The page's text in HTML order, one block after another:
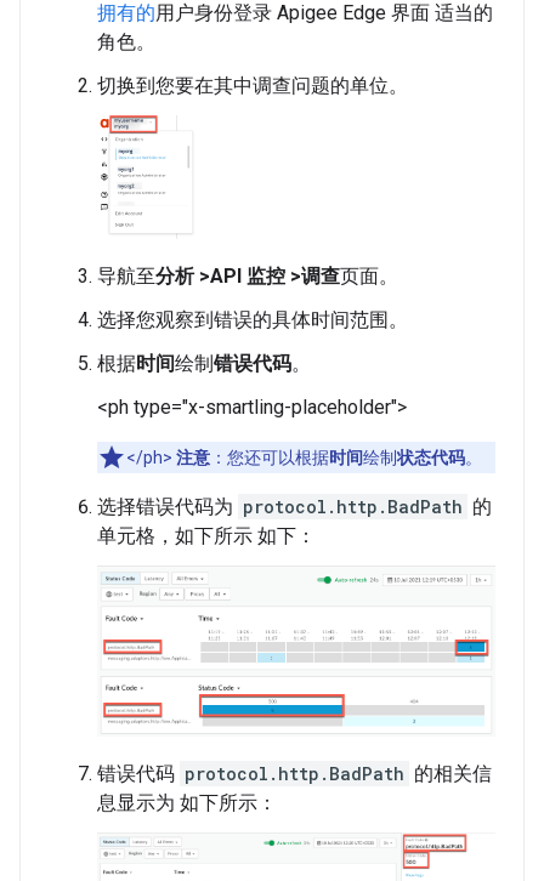
拥有的用户身份登录 Apigee Edge 界面 适当的
角色。
切换到您要在其中调查问题的单位。
导航至分析 >API 监控 >调查页面。
选择您观察到错误的具体时间范围。
根据时间绘制 错误代码。
<ph type="x-smartling-placeholder">
</ph> 注意 ：您还可以根据时间绘制状态代码。
选择错误代码为 protocol.http.BadPath 的
单元格，如下所示 如下：
错误代码 protocol.http.BadPath 的相关信
息显示为 如下所示：